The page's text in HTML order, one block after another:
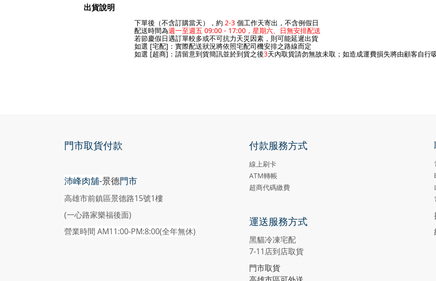
出貨說明
下單後（不含訂購當天），約 2-3 個工作天寄出，不含例假日
配送時間為週一至週五 09:00 - 17:00，星期六、日無安排配送
若節慶假日遇訂單較多或不可抗力天災因素，則可能延遲出貨
如選 [宅配]：實際配送狀況將依照宅配司機安排之路線而定
如選 [超商]：請留意到貨簡訊並於到貨之後3天內取貨請勿無故未取；如造成運費損失將由顧客自行
門市取貨付款
沛峰肉舖-景德門市
高雄市前鎮區景德路15號1樓
(一心路家樂福後面)
營業時間 AM11:00-PM:8:00(全年無休)
付款服務方式
線上刷卡
ATM轉帳
超商代碼繳費
運送服務方式
黑貓冷凍宅配
7-11店到店取貨
門市取貨